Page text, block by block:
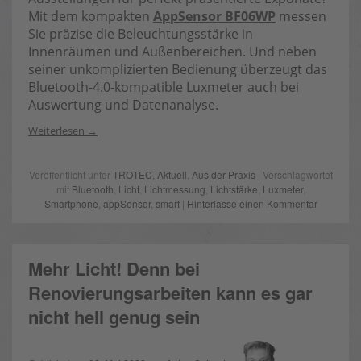
Mit dem kompakten AppSensor BF06WP messen
Sie präzise die Beleuchtungsstärke in
Innenräumen und Außenbereichen. Und neben
seiner unkomplizierten Bedienung überzeugt das
Bluetooth-4.0-kompatible Luxmeter auch bei
Auswertung und Datenanalyse.
Weiterlesen
Veröffentlicht unterTROTEC Aktuell Aus der Praxis | Verschlagwortet
mit Bluetooth Licht, Lichtmessung Lichtstärke Luxmeter,
Smartphone appSensor, smart| Hinterlasse einen Kommentar
Mehr Licht! Denn bei
Renovierungsarbeiten kann es gar
nicht hell genug sein